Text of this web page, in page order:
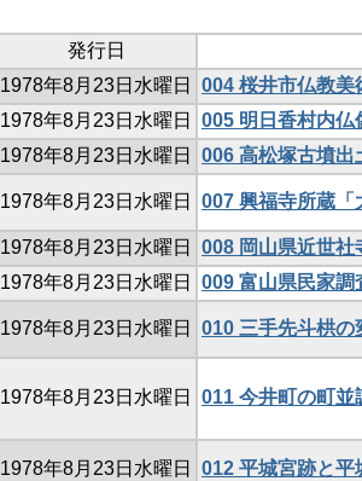
発行日
1978年8月23日水曜日
004 桜井市仏教美
1978年8月23日水曜日
005 明日香村内仏
1978年8月23日水曜日
006 高松塚古墳出
1978年8月23日水曜日 007 興福寺所蔵「
1978年8月23日水曜日
008 岡山県近世社
1978年8月23日水曜日
009 富山県民家調
1978年8月23日水曜日 010 三手先斗栱の
1978年8月23日水曜日 011 今井町の町並
1978年8月23日水曜日 012 平城宮跡と平